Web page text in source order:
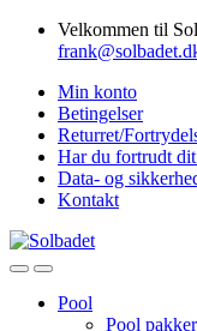
Skip
Skip
Velkommen til
Min konto
Betingelser
Returret/
Har du fortrudt
Data- og
Kontakt
OpenClose
Pool
Pool pakker